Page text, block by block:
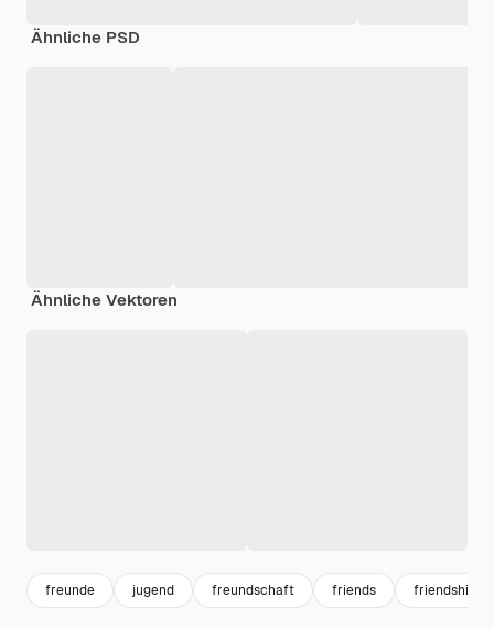
Ähnliche PSD
Ähnliche Vektoren
freunde jugend freundschaft friends friendship